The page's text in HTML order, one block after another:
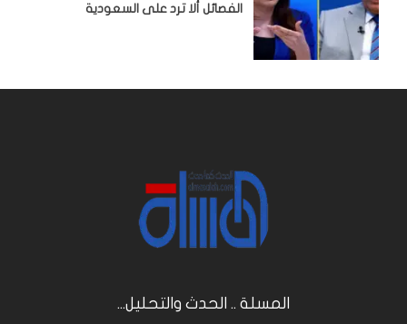
الفصائل ألا ترد على السعودية
المسلة .. الحدث والتحليل...